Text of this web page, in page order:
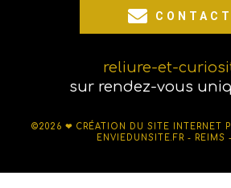
CONTACT
reliure-et-
sur rendez-vous
©2026 ❤ CRÉATION DU SITE INTERNET
ENVIEDUNSITE.FR - REIMS